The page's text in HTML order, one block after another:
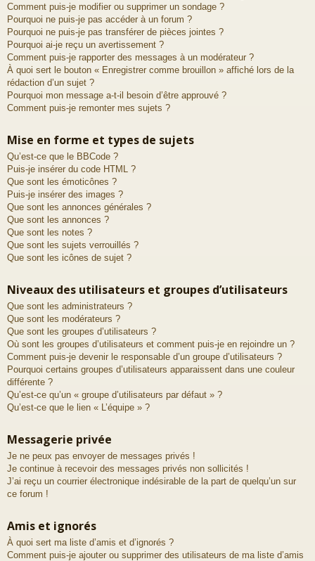
Comment puis-je modifier ou supprimer un sondage ?
Pourquoi ne puis-je pas accéder à un forum ?
Pourquoi ne puis-je pas transférer de pièces jointes ?
Pourquoi ai-je reçu un avertissement ?
Comment puis-je rapporter des messages à un modérateur ?
À quoi sert le bouton « Enregistrer comme brouillon » affiché lors de la
rédaction d’un sujet ?
Pourquoi mon message a-t-il besoin d’être approuvé ?
Comment puis-je remonter mes sujets ?
Mise en forme et types de sujets
Qu’est-ce que le BBCode ?
Puis-je insérer du code HTML ?
Que sont les émoticônes ?
Puis-je insérer des images ?
Que sont les annonces générales ?
Que sont les annonces ?
Que sont les notes ?
Que sont les sujets verrouillés ?
Que sont les icônes de sujet ?
Niveaux des utilisateurs et groupes d’utilisateurs
Que sont les administrateurs ?
Que sont les modérateurs ?
Que sont les groupes d’utilisateurs ?
Où sont les groupes d’utilisateurs et comment puis-je en rejoindre un ?
Comment puis-je devenir le responsable d’un groupe d’utilisateurs ?
Pourquoi certains groupes d’utilisateurs apparaissent dans une couleur
différente ?
Qu’est-ce qu’un « groupe d’utilisateurs par défaut » ?
Qu’est-ce que le lien « L’équipe » ?
Messagerie privée
Je ne peux pas envoyer de messages privés !
Je continue à recevoir des messages privés non sollicités !
J’ai reçu un courrier électronique indésirable de la part de quelqu’un sur
ce forum !
Amis et ignorés
À quoi sert ma liste d’amis et d’ignorés ?
Comment puis-je ajouter ou supprimer des utilisateurs de ma liste d’amis